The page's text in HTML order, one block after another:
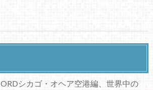
ORDシカゴ・オヘア空港編、世界中の